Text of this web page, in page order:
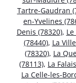
Tartre-Gaudran
en-Yvelines
Denis (78320),
(78440), La
(78320), La
(78113), La
La Celle-les-